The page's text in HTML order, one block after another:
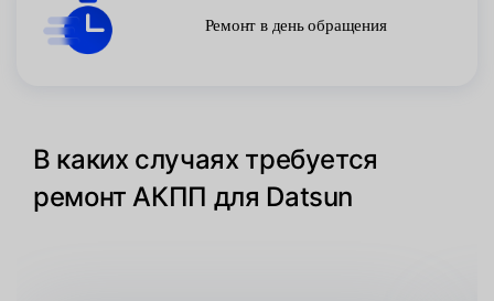
Ремонт в день обращения
В каких случаях требуется
ремонт АКПП для Datsun